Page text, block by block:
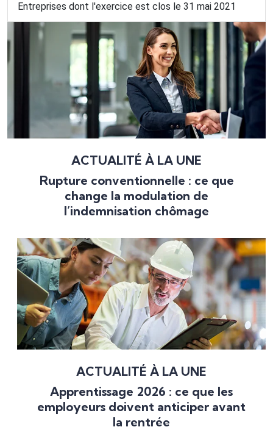
Entreprises dont l'exercice est clos le 31 mai 2021
ACTUALITÉ À LA UNE
Rupture conventionnelle : ce que
change la modulation de
l’indemnisation chômage
ACTUALITÉ À LA UNE
Apprentissage 2026 : ce que les
employeurs doivent anticiper avant
la rentrée